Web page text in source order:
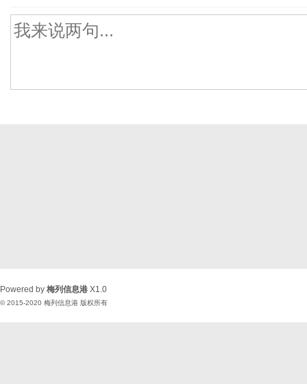
Powered by 梅列信息港 X1.0
© 2015-2020 梅列信息港 版权所有